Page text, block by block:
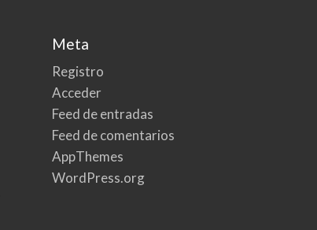
Meta
Registro
Acceder
Feed de entradas
Feed de comentarios
AppThemes
WordPress.org